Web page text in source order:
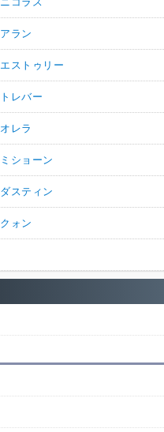
アラン
エストゥリー
トレバー
オレラ
ミショーン
ダスティン
クォン